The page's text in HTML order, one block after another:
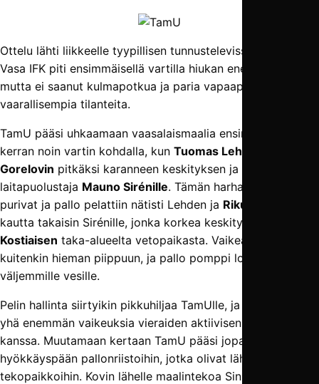
Ottelu lähti liikkeelle tyypillisen tunnustelevissa merkeissä.
Vasa IFK piti ensimmäisellä vartilla hiukan enemmän palloa,
mutta ei saanut kulmapotkua ja paria vapaapotkua
vaarallisempia tilanteita.
TamU pääsi uhkaamaan vaasalaismaalia ensimmäisen
kerran noin vartin kohdalla, kun Tuomas Lehti
Gorelovin pitkäksi karanneen keskityksen ja syötti alas
laitapuolustaja Mauno Sirénille. Tämän harhautukset
purivat ja pallo pelattiin nätisti Lehden ja Riku Oraksen
kautta takaisin Sirénille, jonka korkea keskitys löysi
Kostiaisen taka-alueelta vetopaikasta. Vaikea laukaus jäi
kuitenkin hieman piippuun, ja pallo pomppi lopulta
väljemmille vesille.
Pelin hallinta siirtyikin pikkuhiljaa TamUlle, ja VIFK:lla oli
yhä enemmän vaikeuksia vieraiden aktiivisen prässipelin
kanssa. Muutamaan kertaan TamU pääsi jopa
hyökkäyspään pallonriistoihin, jotka olivat lähellä johtaa
tekopaikkoihin. Kovin lähelle maalintekoa Sinipaidat eivät